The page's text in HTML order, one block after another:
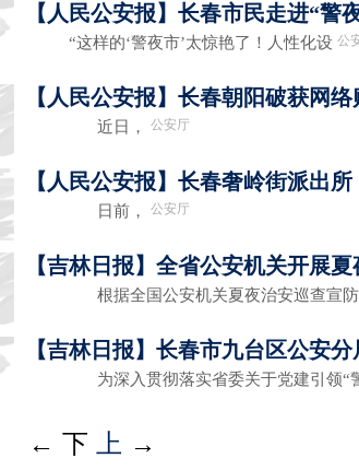
【人民公安报】长春市民走进“警
“这样的‘警夜市’太惊艳了！人性化设 公
【人民公安报】长春朝阳破获网
近日， 公安厅
【人民公安报】长春奢岭街派出
日前， 公安厅
【吉林日报】全省公安机关开展
根据全国公安机关夏夜治安巡查宣防
【吉林日报】长春市九台区公安
为深入贯彻落实省委关于党建引领“
← 下 上 →